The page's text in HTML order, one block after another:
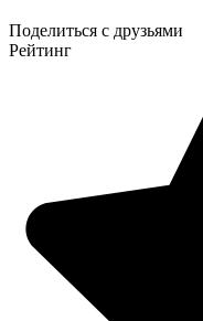
Поделиться с друзьями
Рейтинг